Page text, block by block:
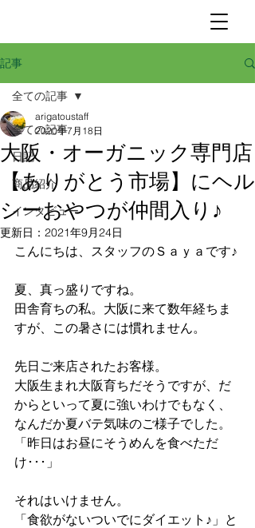
記事
全ての記事
日記
商品紹介
インタビュー
全ての記事
大阪・オーガニック専門店
【ありがとう市場】にヘル
シーおやつが仲間入り♪
arigatoustaff
2020年7月18日
更新日： 2021年9月24日
こんにちは、スタッフのＳａｙａです♪
夏、真っ盛りですね。
田舎育ちの私。大阪に来て数年経ちま
すが、この暑さには慣れません。
先日ご来店されたお客様。
大阪生まれ大阪育ちだそうですが、だ
からといって夏に強いわけでもなく、
なんだか夏バテ気味のご様子でした。
「昨日はお昼にそうめんを食べただ
け･･･」
それはいけません。
「食欲がないついでにダイエット♪」と